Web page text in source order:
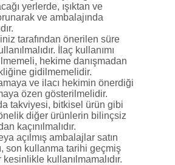
yerlerde, ışıktan ve
ve ambalajında
tarafından önerilen süre
İlaç kullanımı
hekime danışmadan
gidilmemelidir.
ve ilacı hekimin önerdiği
özen gösterilmelidir.
takviyesi, bitkisel ürün gibi
diğer ürünlerin bilinçsiz
kaçınılmalıdır.
açılmış ambalajlar satın
son kullanma tarihi geçmiş
kullanılmamalıdır.